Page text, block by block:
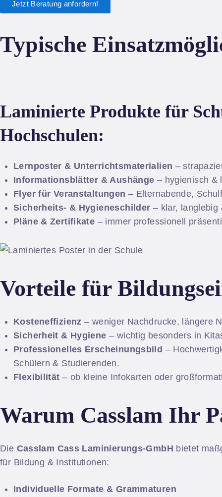
Jetzt Beratung anfordern!
Typische
Laminierte Produkte für
Hochschulen:
Lernposter & Unterrichtsmaterialien –
Informationsblätter & Aushänge – hygienisch &
Flyer für Veranstaltungen – Elternabende,
Sicherheits- & Hygieneschilder – klar, langlebig
Pläne & Zertifikate – immer professionell
Vorteile für
Kosteneffizienz – weniger Nachdrucke, längere
Sicherheit & Hygiene – wichtig besonders in
Professionelles Erscheinungsbild –
Schülern & Studierenden.
Flexibilität – ob kleine Infokarten oder
Warum Casslam Ihr
Die Casslam Cass Laminierungs-GmbH bietet
für Bildung & Institutionen:
Individuelle Formate & Grammaturen